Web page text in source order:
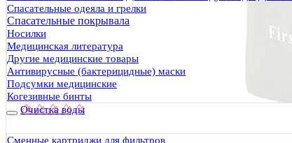
Спасательные одеяла и грелки
Спасательные покрывала
Носилки
Медицинская литература
Другие медицинские товары
Антивирусные (бактерицидные) маски
Подсумки медицинские
Когезивные бинты
Очистка воды
Сменные картриджи для фильтров